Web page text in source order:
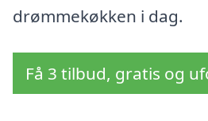
drømmekøkken i dag.
Få 3 tilbud, gratis og